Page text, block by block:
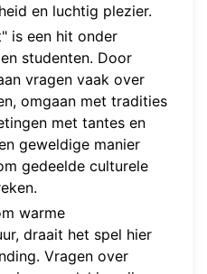
en luchtig plezier.
is een hit onder
studenten. Door
vragen vaak over
omgaan met tradities
met tantes en
geweldige manier
gedeelde culturele
warme
draait het spel hier
Vragen over